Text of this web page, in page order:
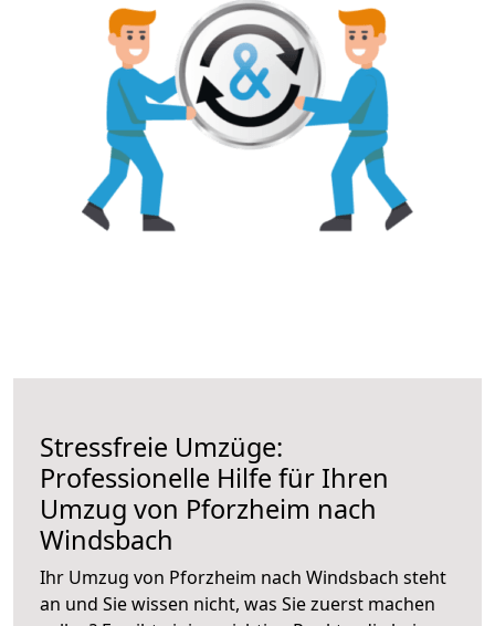
Stressfreie Umzüge:
Professionelle Hilfe für Ihren
Umzug von Pforzheim nach
Windsbach
Ihr Umzug von Pforzheim nach Windsbach steht
an und Sie wissen nicht, was Sie zuerst machen